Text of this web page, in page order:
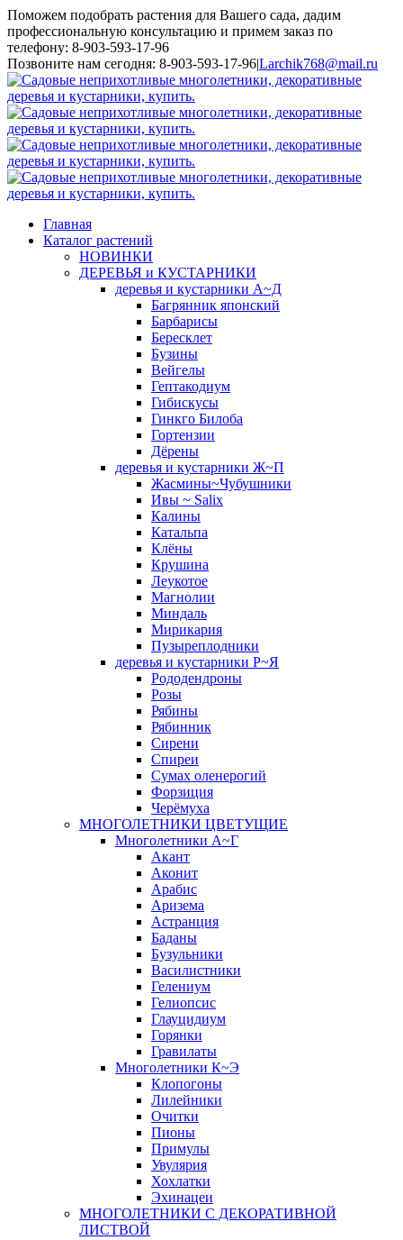
Поможем подобрать растения для Вашего сада, дадим
профессиональную консультацию и примем заказ по
телефону: 8-903-593-17-96
Toggle
SlidingBar
Area
Позвоните нам сегодня: 8-903-593-17-96|Larchik768@mail.ru
Главная
Каталог растений
НОВИНКИ
ДЕРЕВЬЯ и КУСТАРНИКИ
деревья и кустарники А~Д
Багрянник японский
Барбарисы
Бересклет
Бузины
Вейгелы
Гептакодиум
Гибискусы
Гинкго Билоба
Гортензии
Дёрены
деревья и кустарники Ж~П
Жасмины~Чубушники
Ивы ~ Salix
Калины
Катальпа
Клёны
Крушина
Леукотое
Магнолии
Миндаль
Мирикария
Пузыреплодники
деревья и кустарники Р~Я
Рододендроны
Розы
Рябины
Рябинник
Сирени
Спиреи
Сумах оленерогий
Форзиция
Черёмуха
МНОГОЛЕТНИКИ ЦВЕТУЩИЕ
Многолетники А~Г
Акант
Аконит
Арабис
Аризема
Астранция
Баданы
Бузульники
Василистники
Гелениум
Гелиопсис
Глауцидиум
Горянки
Гравилаты
Многолетники К~Э
Клопогоны
Лилейники
Очитки
Пионы
Примулы
Увулярия
Хохлатки
Эхинацеи
МНОГОЛЕТНИКИ С ДЕКОРАТИВНОЙ
ЛИСТВОЙ